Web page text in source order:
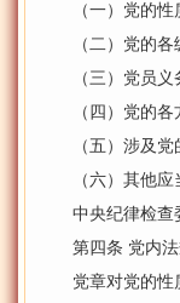
（一）党的性质
（二）党的各级
（三）党员义务
（四）党的各方
（五）涉及党的
（六）其他应当
中央纪律检查委
第四条 党内法
党章对党的性质